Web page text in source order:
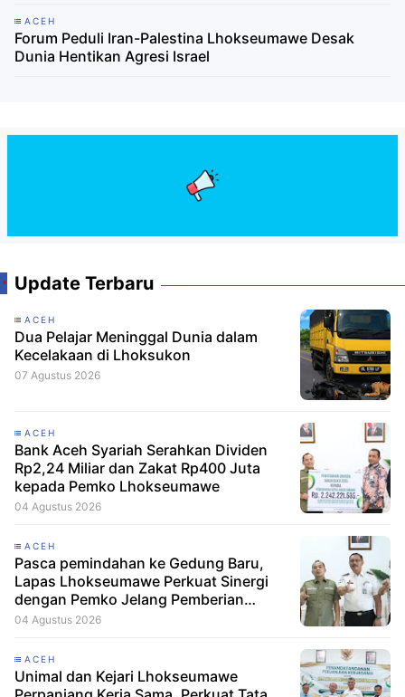
ACEH
Forum Peduli Iran-Palestina Lhokseumawe Desak
Dunia Hentikan Agresi Israel
Update Terbaru
ACEH
Dua Pelajar Meninggal Dunia dalam
Kecelakaan di Lhoksukon
07 Agustus 2026
ACEH
Bank Aceh Syariah Serahkan Dividen
Rp2,24 Miliar dan Zakat Rp400 Juta
kepada Pemko Lhokseumawe
04 Agustus 2026
ACEH
Pasca pemindahan ke Gedung Baru,
Lapas Lhokseumawe Perkuat Sinergi
dengan Pemko Jelang Pemberian
Remisi HUT RI
04 Agustus 2026
ACEH
Unimal dan Kejari Lhokseumawe